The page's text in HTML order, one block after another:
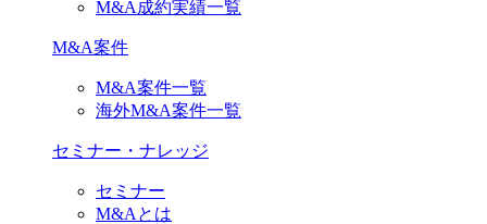
M&A成約実績一覧
M&A案件
M&A案件一覧
海外M&A案件一覧
セミナー・ナレッジ
セミナー
M&Aとは